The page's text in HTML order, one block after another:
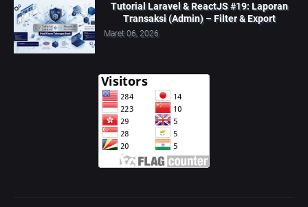
Tutorial Laravel & ReactJS #19: Laporan
Transaksi (Admin) – Filter & Export
Maret 06, 2026